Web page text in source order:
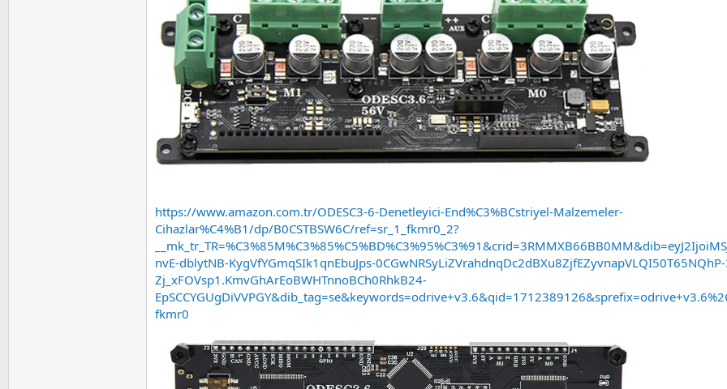
https://www.amazon.com.tr/ODESC3-6-Denetleyici-End%C3%BCstriyel-Malzemeler-
Cihazlar%C4%B1/dp/B0CSTBSW6C/ref=sr_1_fkmr0_2?
nvE-dblytNB-KygVfYGmqSIk1qnEbuJps-
Zj_xFOVsp1.KmvGhArEoBWHTnnoBCh0RhkB24-
fkmr0